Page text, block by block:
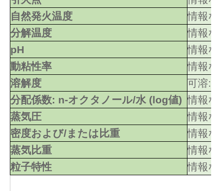
自然発火温度
情報
分解温度
情報
pH
情報
動粘性率
情報
溶解度
可溶:
分配係数: n-オクタノール/水 (log値) 情報
蒸気圧
情報
密度および/または比重
情報
蒸気比重
情報
粒子特性
情報